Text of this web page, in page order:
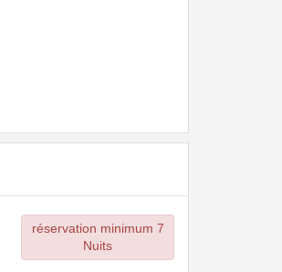
réservation minimum 7
Nuits